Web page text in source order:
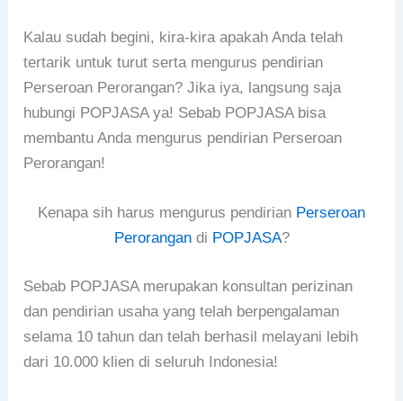
Kalau sudah begini, kira-kira apakah Anda telah
tertarik untuk turut serta mengurus pendirian
Perseroan Perorangan? Jika iya, langsung saja
hubungi POPJASA ya! Sebab POPJASA bisa
membantu Anda mengurus pendirian Perseroan
Perorangan!
Kenapa sih harus mengurus pendirian Perseroan
Perorangandi POPJASA?
Sebab POPJASA merupakan konsultan perizinan
dan pendirian usaha yang telah berpengalaman
selama 10 tahun dan telah berhasil melayani lebih
dari 10.000 klien di seluruh Indonesia!